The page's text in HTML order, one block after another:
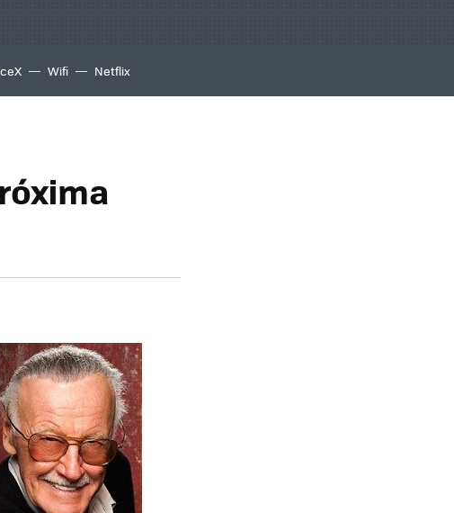
Wifi Netflix